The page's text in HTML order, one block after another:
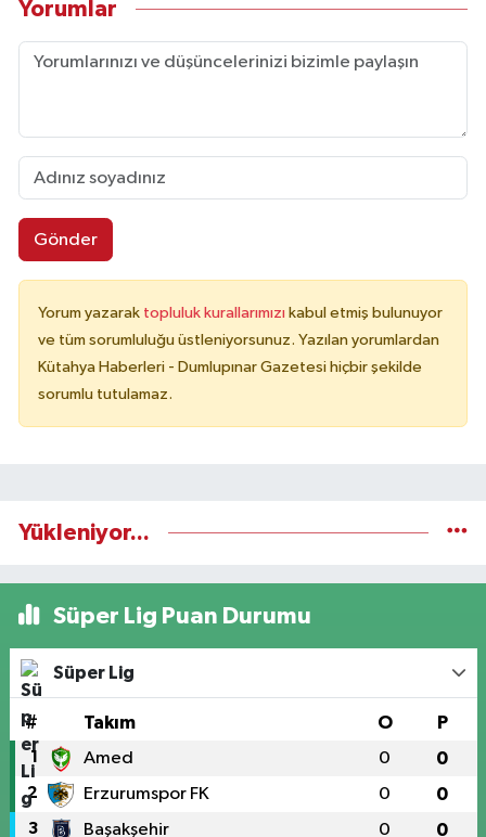
Yorumlar
Gönder
Yorum yazarak topluluk kurallarımızı kabul etmiş bulunuyor
ve tüm sorumluluğu üstleniyorsunuz. Yazılan yorumlardan
Kütahya Haberleri - Dumlupınar Gazetesi hiçbir şekilde
sorumlu tutulamaz.
Yükleniyor...
Süper Lig Puan Durumu
Süper Lig
# Takım O P
1 Amed 0 0
2 Erzurumspor FK 0 0
3 Başakşehir 0 0